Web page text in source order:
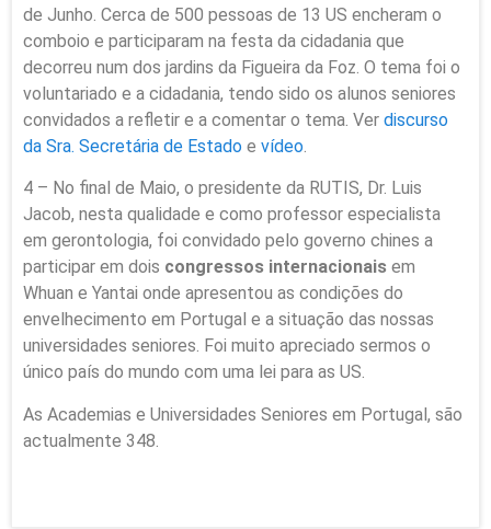
de Junho. Cerca de 500 pessoas de 13 US encheram o
comboio e participaram na festa da cidadania que
decorreu num dos jardins da Figueira da Foz. O tema foi o
voluntariado e a cidadania, tendo sido os alunos seniores
convidados a refletir e a comentar o tema. Ver discurso
da Sra. Secretária de Estado e vídeo
4 – No final de Maio, o presidente da RUTIS, Dr. Luis
Jacob, nesta qualidade e como professor especialista
em gerontologia, foi convidado pelo governo chines a
participar em dois congressos internacionais em
Whuan e Yantai onde apresentou as condições do
envelhecimento em Portugal e a situação das nossas
universidades seniores. Foi muito apreciado sermos o
único país do mundo com uma lei para as US.
As Academias e Universidades Seniores em Portugal, são
actualmente 348.